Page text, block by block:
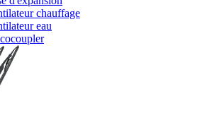
chauffage
eau